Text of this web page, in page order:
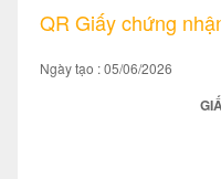
QR Giấy chứng
Ngày tạo : 05/06/2026